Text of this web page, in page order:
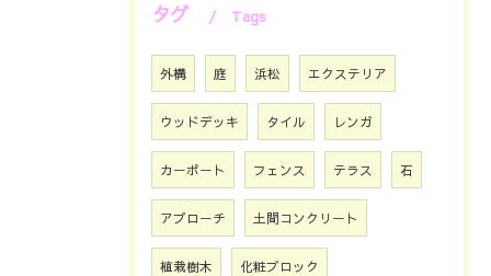
タグ Tags
外構 庭 浜松 エクステリア
ウッドデッキ タイル レンガ
カーポート フェンス テラス 石
アプローチ 土間コンクリート
植栽樹木 化粧ブロック